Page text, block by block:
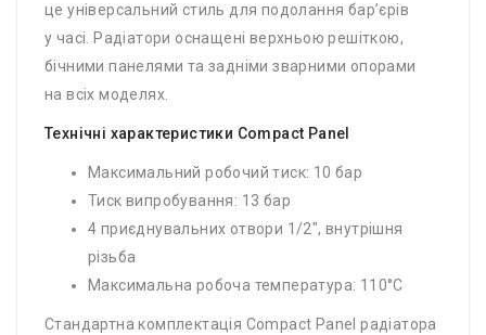
це універсальний стиль для подолання бар’єрів
у часі. Радіатори оснащені верхньою решіткою,
бічними панелями та задніми зварними опорами
на всіх моделях.
Технічні характеристики Compact Panel
Максимальний робочий тиск: 10 бар
Тиск випробування: 13 бар
4 приєднувальних отвори 1/2″, внутрішня
різьба
Максимальна робоча температура: 110°C
Стандартна комплектація Compact Panel радіатора